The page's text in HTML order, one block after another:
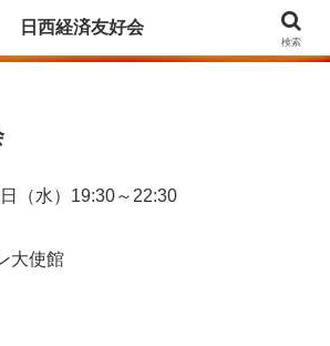
y el Fomento de las Relaciones Económicas
（水）19:30～22:30
大使館
日西経済友好会
検索